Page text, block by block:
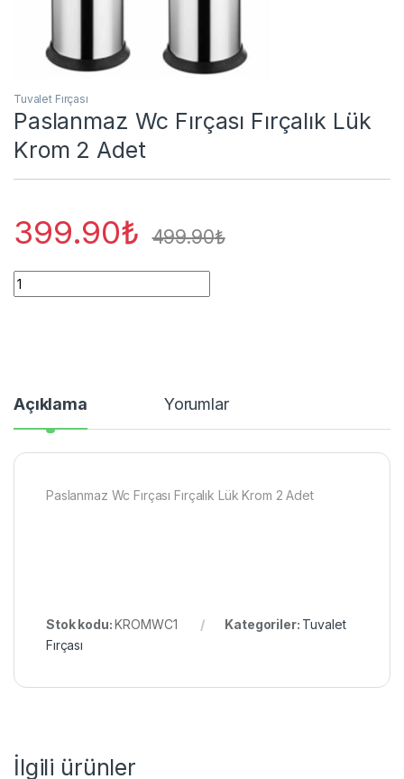
Tuvalet Fırçası
Paslanmaz Wc Fırçası Fırçalık Lük
Krom 2 Adet
399.90₺ 499.90₺
Paslanmaz Wc Fırçası Fırçalık Lük Krom 2 Adet quantity
Açıklama Yorumlar
Paslanmaz Wc Fırçası Fırçalık Lük Krom 2 Adet
Stok kodu:KROMWC1 Kategoriler: Tuvalet
Fırçası
İlgili ürünler